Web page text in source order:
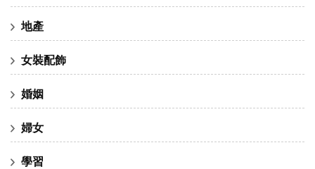
地產
女裝配飾
婚姻
婦女
學習